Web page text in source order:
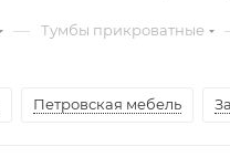
— Тумбы прикроватные
Петровская мебель